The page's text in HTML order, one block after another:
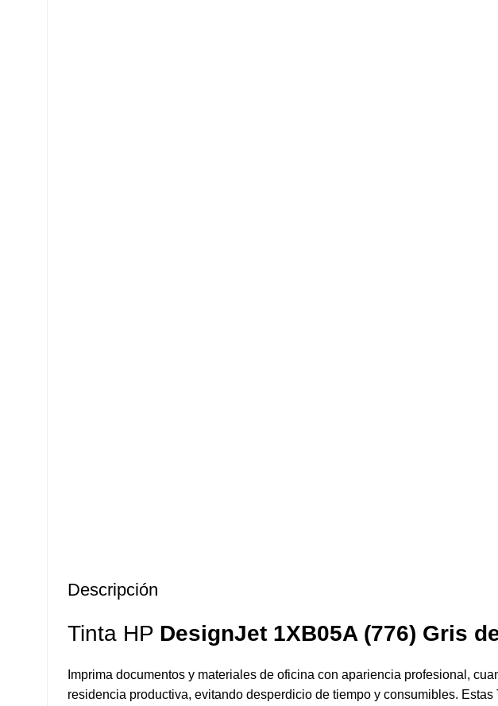
Descripción
Tinta HP DesignJet 1XB05A (776) Gris
Imprima documentos y materiales de oficina con apariencia profesional,
residencia productiva, evitando desperdicio de tiempo y consumibles.